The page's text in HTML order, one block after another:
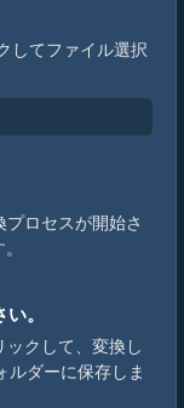
してファイル選択
ロセスが開始さ
。
クして、変換し
ルダーに保存しま